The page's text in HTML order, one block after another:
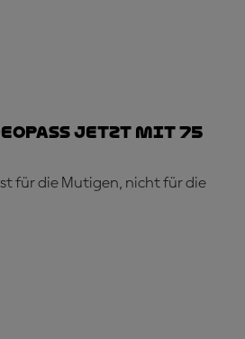
jetzt mit 75
für die Mutigen, nicht für die